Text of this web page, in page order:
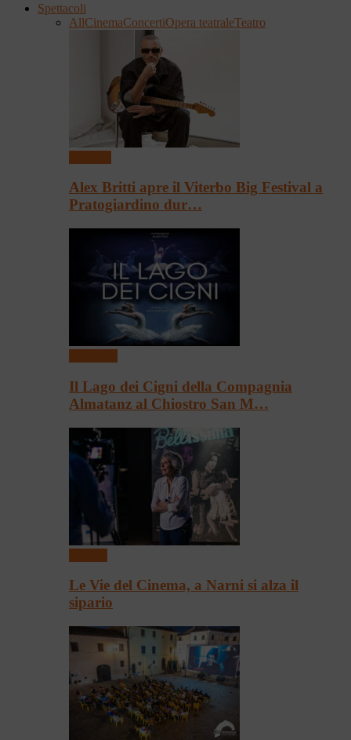
Spettacoli
AllCinemaConcertiOpera teatraleTeatro
Alex Britti apre il Viterbo Big Festival a
Pratogiardino dur…
Il Lago dei Cigni della Compagnia
Almatanz al Chiostro San M…
Le Vie del Cinema, a Narni si alza il
sipario